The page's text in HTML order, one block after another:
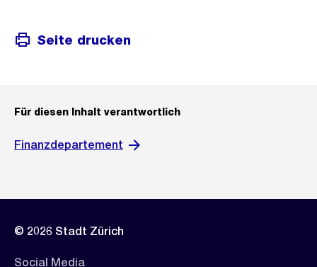
Seite drucken
Für diesen Inhalt verantwortlich
Finanzdepartement
© 2026 Stadt Zürich
Social Media